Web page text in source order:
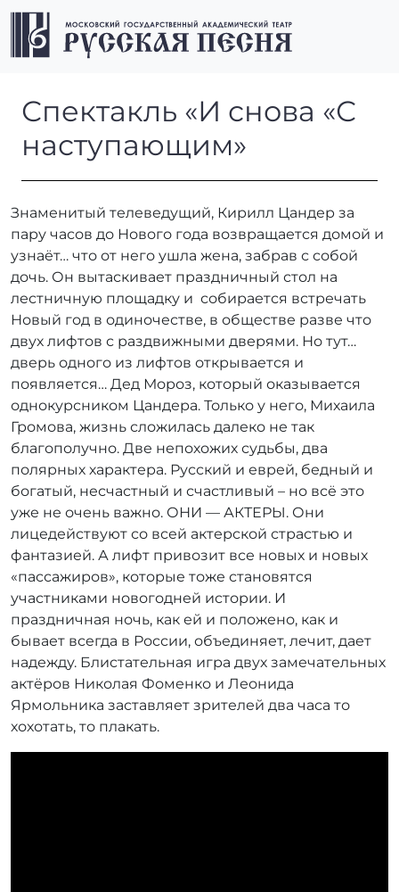
Перейти к содержимому
Перейти к футеру
Спектакль «И снова «С
Спектакль «И снова «С
наступающим»
Знаменитый телеведущий, Кирилл Цандер за
пару часов до Нового года возвращается домой и
узнаёт… что от него ушла жена, забрав с собой
дочь. Он вытаскивает праздничный стол на
лестничную площадку и собирается встречать
Новый год в одиночестве, в обществе разве что
двух лифтов с раздвижными дверями. Но тут…
дверь одного из лифтов открывается и
появляется… Дед Мороз, который оказывается
однокурсником Цандера. Только у него, Михаила
Громова, жизнь сложилась далеко не так
благополучно. Две непохожих судьбы, два
полярных характера. Русский и еврей, бедный и
богатый, несчастный и счастливый – но всё это
уже не очень важно. ОНИ — АКТЕРЫ. Они
лицедействуют со всей актерской страстью и
фантазией. А лифт привозит все новых и новых
«пассажиров», которые тоже становятся
участниками новогодней истории. И
праздничная ночь, как ей и положено, как и
бывает всегда в России, объединяет, лечит, дает
надежду. Блистательная игра двух замечательных
актёров Николая Фоменко и Леонида
Ярмольника заставляет зрителей два часа то
хохотать, то плакать.